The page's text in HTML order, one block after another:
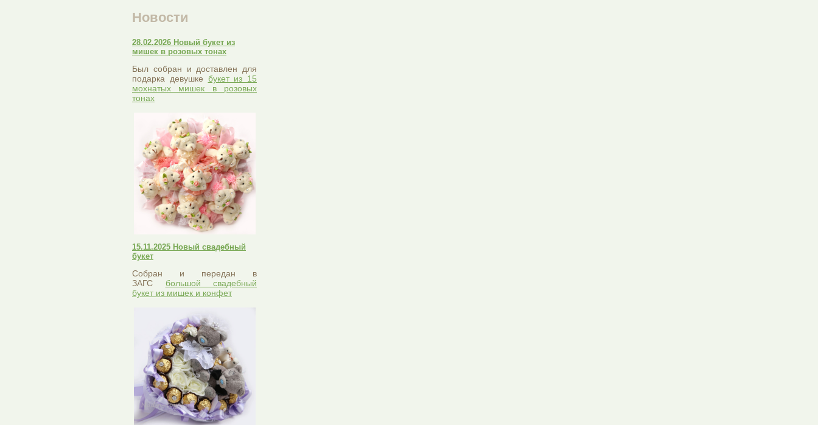
Новости
28.02.2026 Новый букет из
мишек в розовых тонах
Был собран и доставлен для
подарка девушке букет из 15
мохнатых мишек в розовых
тонах
15.11.2025 Новый свадебный
букет
Собран и передан в
ЗАГС большой свадебный
букет из мишек и конфет